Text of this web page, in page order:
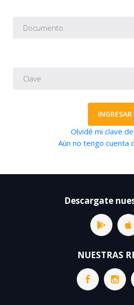
INGRESAR
Olvidé mi clave
Aún no tengo cuenta
Descargate
NUESTRAS